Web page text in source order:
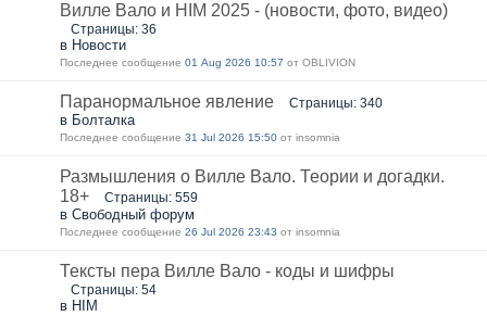
Вилле Вало и HIM 2025 - (новости, фото, видео)
Страницы: 36
в Новости
Последнее сообщение 01 Aug 2026 10:57 от OBLIVION
Паранормальное явление Страницы: 340
в Болталка
Последнее сообщение 31 Jul 2026 15:50 от insomnia
Размышления о Вилле Вало. Теории и догадки.
18+
Страницы: 559
в Свободный форум
Последнее сообщение 26 Jul 2026 23:43 от insomnia
Тексты пера Вилле Вало - коды и шифры
Страницы: 54
в HIM